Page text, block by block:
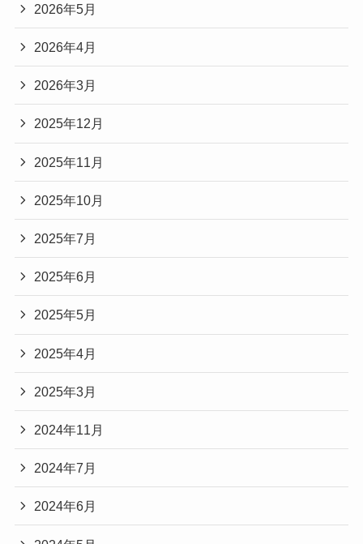
2026年5月
2026年4月
2026年3月
2025年12月
2025年11月
2025年10月
2025年7月
2025年6月
2025年5月
2025年4月
2025年3月
2024年11月
2024年7月
2024年6月